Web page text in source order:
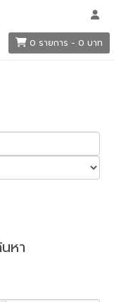
0 รายการ - 0 บาท
หา